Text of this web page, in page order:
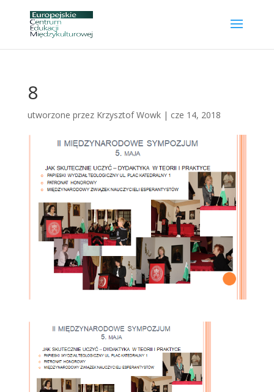
8
utworzone przez Krzysztof Wowk| cze 14, 2018